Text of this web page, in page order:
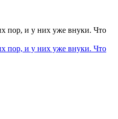
пор, и у них уже внуки. Что
пор, и у них уже внуки. Что